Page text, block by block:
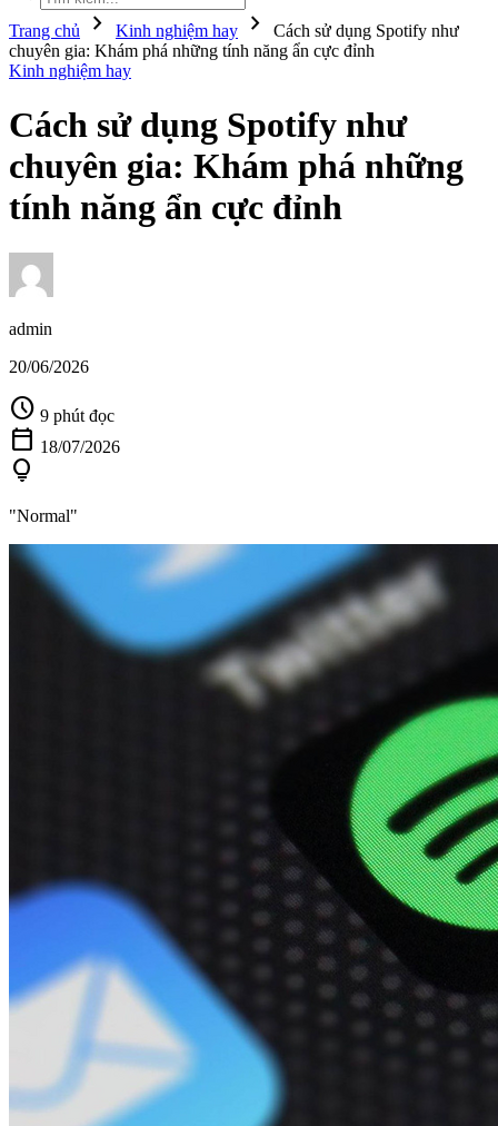
Trang chủ chevron_right Kinh nghiệm hay chevron_right
Cách sử dụng Spotify như
chuyên gia: Khám phá những tính năng ẩn cực đỉnh
Kinh nghiệm hay
Cách sử dụng Spotify như
chuyên gia: Khám phá những
tính năng ẩn cực đỉnh
admin
20/06/2026
schedule 9 phút đọc
calendar_today 18/07/2026
lightbulb
"Normal"